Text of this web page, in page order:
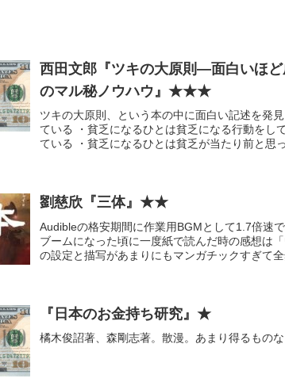
西田文郎『ツキの大原則―面白いほど
のマル秘ノウハウ』★★★
ツキの大原則、という本の中に面白い記述を発
ている ・貧乏になるひとは貧乏になる行動をし
ている ・貧乏になるひとは貧乏が当たり前と思
劉慈欣『三体』★★
Audibleの格安期間に作業用BGMとして1.7倍速
ブームになった頃に一度紙で読んだ時の感想は
の設定と描写があまりにもマンガチックすぎて全
『日本のお金持ち研究』★
橘木俊詔著、森剛志著。散漫。あまり得るものな